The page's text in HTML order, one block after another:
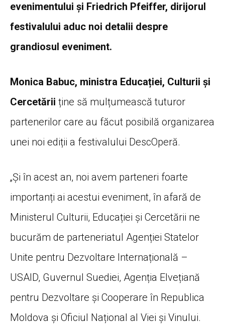
evenimentului și Friedrich Pfeiffer, dirijorul
festivalului aduc noi detalii despre
grandiosul eveniment.
Monica Babuc, ministra Educației, Culturii și
Cercetării ține să mulțumească tuturor
partenerilor care au făcut posibilă organizarea
unei noi ediții a festivalului DescOperă.
„Și în acest an, noi avem parteneri foarte
importanți ai acestui eveniment, în afară de
Ministerul Culturii, Educației și Cercetării ne
bucurăm de parteneriatul Agenției Statelor
Unite pentru Dezvoltare Internațională –
USAID, Guvernul Suediei, Agenția Elvețiană
pentru Dezvoltare și Cooperare în Republica
Moldova și Oficiul Național al Viei și Vinului.